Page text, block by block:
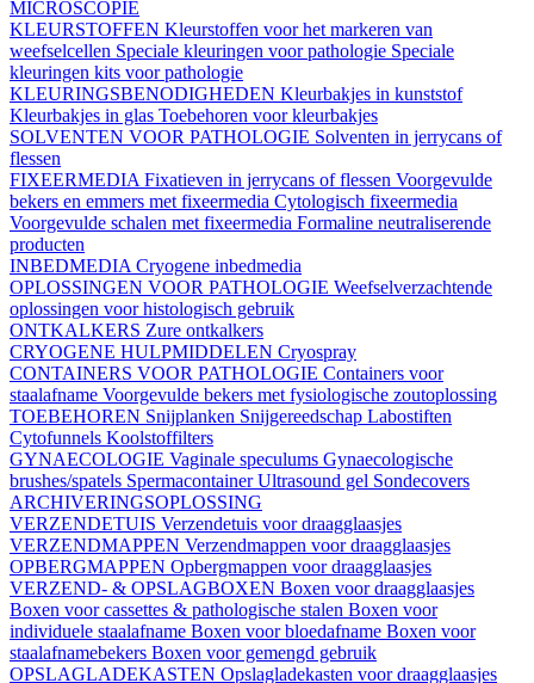
MICROSCOPIE
KLEURSTOFFEN Kleurstoffen voor het markeren van
weefselcellen Speciale kleuringen voor pathologie Speciale
kleuringen kits voor pathologie
KLEURINGSBENODIGHEDEN Kleurbakjes in kunststof
Kleurbakjes in glas Toebehoren voor kleurbakjes
SOLVENTEN VOOR PATHOLOGIE Solventen in jerrycans of
flessen
FIXEERMEDIA Fixatieven in jerrycans of flessen Voorgevulde
bekers en emmers met fixeermedia Cytologisch fixeermedia
Voorgevulde schalen met fixeermedia Formaline neutraliserende
producten
INBEDMEDIA Cryogene inbedmedia
OPLOSSINGEN VOOR PATHOLOGIE Weefselverzachtende
oplossingen voor histologisch gebruik
ONTKALKERS Zure ontkalkers
CRYOGENE HULPMIDDELEN Cryospray
CONTAINERS VOOR PATHOLOGIE Containers voor
staalafname Voorgevulde bekers met fysiologische zoutoplossing
TOEBEHOREN Snijplanken Snijgereedschap Labostiften
Cytofunnels Koolstoffilters
GYNAECOLOGIE Vaginale speculums Gynaecologische
brushes/spatels SpermacontainerUltrasound gel Sondecovers
ARCHIVERINGSOPLOSSING
VERZENDETUIS Verzendetuis voor draagglaasjes
VERZENDMAPPEN Verzendmappen voor draagglaasjes
OPBERGMAPPEN Opbergmappen voor draagglaasjes
VERZEND- & OPSLAGBOXEN Boxen voor draagglaasjes
Boxen voor cassettes & pathologische stalen Boxen voor
individuele staalafname Boxen voor bloedafname Boxen voor
staalafnamebekers Boxen voor gemengd gebruik
OPSLAGLADEKASTEN Opslagladekasten voor draagglaasjes